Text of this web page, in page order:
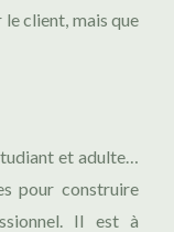
client, mais que
et adulte…
pour construire
Il est à